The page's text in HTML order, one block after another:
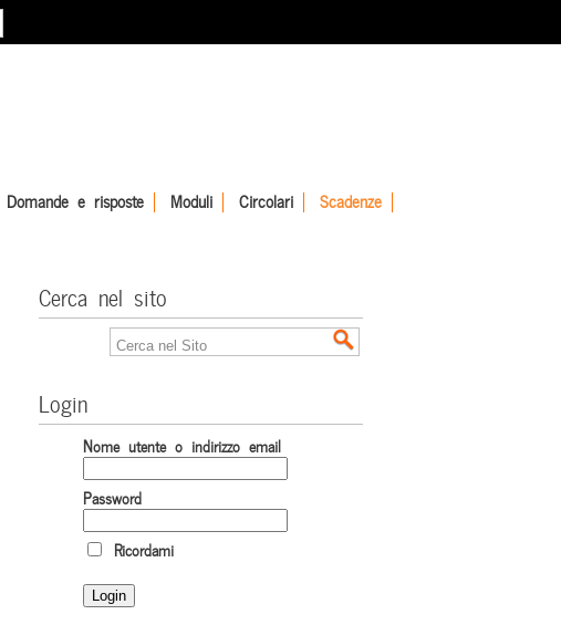
Domande e risposte Moduli Circolari Scadenze
Cerca nel sito
Login
Nome utente o indirizzo email
Password
Ricordami